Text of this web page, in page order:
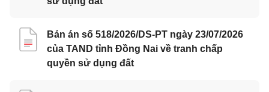
Bản án số 518/2026/DS-PT ngày 23/07/2026
của TAND tỉnh Đồng Nai về tranh chấp
quyền sử dụng đất